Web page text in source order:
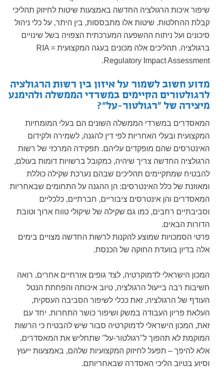
שיפור איכות הרגולציה החדשה באמצעות שיטות לחיזוק תהליכי
קבלת ההחלטות. שיטות אלו מתבססות, בין היתר, על כלי ניהול
סיכונים ועל ניתוח ההשפעה המערכתית הצפויה בשל שינויים
ברגולציה. תהליכים אלה מכונים בעגה המקצועית RIA =
Regulatory Impact Assessment.
מדוע חשוב לשמור על איזון בין רשות הרגולציה
לרגולטורים הקיימים במשרדי הממשלה ולהימנע
מיצירה של "רגולטור-על"?
המאסדרים במשרדי הממשלה השונים הם בעלי המומחיות
המקצועית ובעלי האחריות לפי דין להגנה, לשמירה ולקידום
האינטרסים שהם מופקדים עליהם. תפקידה המרכזי של רשות
הרגולציה החדשה צריך שיהיה, כמקובל ברשויות דומות בעולם,
להבטיח שמתקיימים תהליכים שבהם נערכת שקילה כוללת
ומאוזנת של כלל האינטרסים: הן ההגנה על התחומים שבאחריות
המאסדרים והן אינטרסים ציבוריים, חברתיים, כלכליים
וסביבתיים רחבים, כמו גם שקילה של שיקולי טווח ארוך וטובת
הדורות הבאים.
פרטי הסמכויות שמוצע להקנות לרשות החדשה מצויים בימים
אלה בדיון בוועדת החוקה של הכנסת.
המכון הישראלי לדמוקרטיה, לצד גופים אזרחיים אחרים, רואה
חשיבות רבה בייעול הרגולציה, טיוב איכותה והפחתת הנטל
העודף של הרגולציה, זאת ככלי לשיפור הסביבה העסקית,
העלאת פריון העבודה במשק ושיפור כושר התחרות. יחד עם
זאת, המכון הישראלי לדמוקרטיה סבור שיש להבטיח כי הרשות
המוקמת לא תהפוך ל"רגולטור-על" שתחליש את המאסדרים,
אלא להיפך – תפעל לחיזוק המקצועיות שלהם, באמצעות ייעוץ
וסיוע בטיוב הליכי האסדרה שבאחריותם.